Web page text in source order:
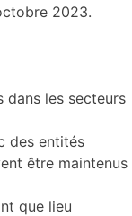
2023.
dans les secteurs
des entités
être maintenus
que lieu